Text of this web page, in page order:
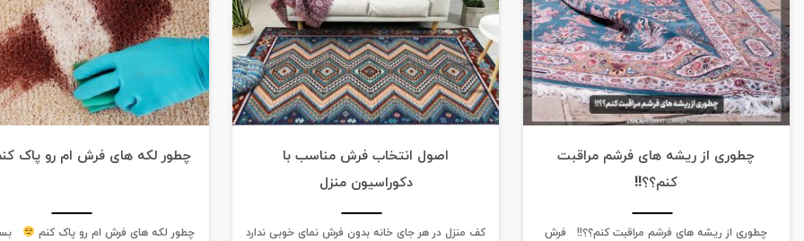
چطوری از ریشه های فرشم مراقبت
کنم؟؟!!
چطوری از ریشه های فرشم مراقبت کنم؟؟!! فرش
اصول انتخاب فرش مناسب با
دکوراسیون منزل
کف منزل در هر جای خانه بدون فرش نمای خوبی ندارد
چطور لکه های فرش ام رو پاک
چطور لکه های فرش ام رو پاک کنم